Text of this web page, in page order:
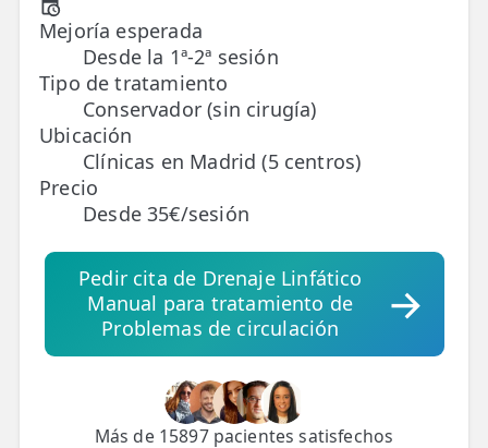
TRATAMIENTOS
✅ Punción Seca
✅ Ondas de Choque
✅ EPTE - EPI
ESTÉTICA
✨ Fisioestética
✨ Radiofrecuencia INDIBA
✨ Drenaje Linfático Manual
✨ Presoterapia
✨ Cicatrices y Estrías
Mejoría esperada
Desde la 1ª-2ª sesión
Tipo de tratamiento
Conservador (sin cirugía)
Ubicación
Clínicas en Madrid (5 centros)
Precio
Desde 35€/sesión
Pedir cita de Drenaje Linfático
Manual para tratamiento de
Problemas de circulación
Más de 15897 pacientes satisfechos